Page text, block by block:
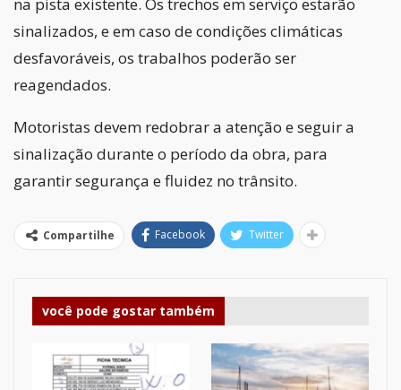
na pista existente. Os trechos em serviço estarão
sinalizados, e em caso de condições climáticas
desfavoráveis, os trabalhos poderão ser
reagendados.
Motoristas devem redobrar a atenção e seguir a
sinalização durante o período da obra, para
garantir segurança e fluidez no trânsito.
Compartilhe Facebook Twitter
você pode gostar também